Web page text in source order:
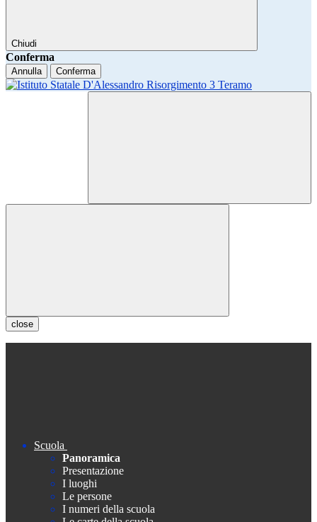
Chiudi
Conferma
Annulla Conferma
close
Scuola
Panoramica
Presentazione
I luoghi
Le persone
I numeri della scuola